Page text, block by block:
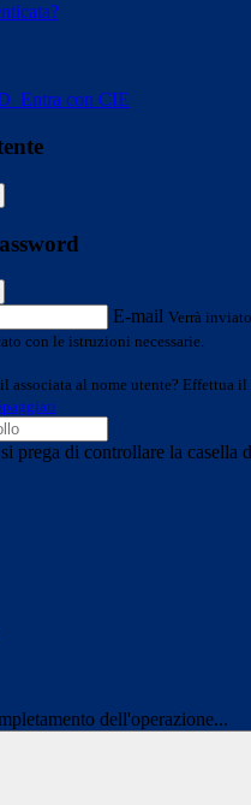
Entra con CIE
E-mail Verrà
con le istruzioni necessarie.
associata al nome utente? Effettua il
prega di controllare la casella
dell'operazione...